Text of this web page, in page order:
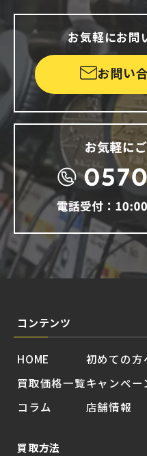
お気軽にお問
お問い
コンテンツ
HOME
買取価格一覧
コラム
初めての方
キャンペー
店舗情報
買取方法